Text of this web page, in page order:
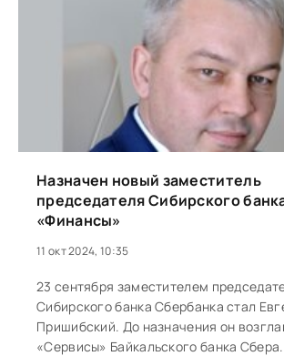
Назначен новый заместитель
председателя Сибирского
«Финансы»
11 окт 2024, 10:35
23 сентября заместителем
Сибирского банка Сбербанка стал
Пришибский. До назначения он
«Сервисы» Байкальского банка